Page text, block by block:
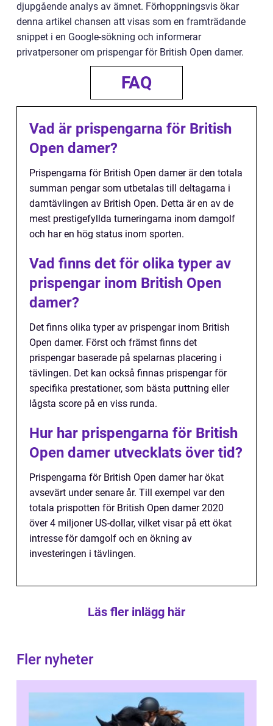
djupgående analys av ämnet. Förhoppningsvis ökar
denna artikel chansen att visas som en framträdande
snippet i en Google-sökning och informerar
privatpersoner om prispengar för British Open damer.
FAQ
Vad är prispengarna för British
Open damer?
Prispengarna för British Open damer är den totala
summan pengar som utbetalas till deltagarna i
damtävlingen av British Open. Detta är en av de
mest prestigefyllda turneringarna inom damgolf
och har en hög status inom sporten.
Vad finns det för olika typer av
prispengar inom British Open
damer?
Det finns olika typer av prispengar inom British
Open damer. Först och främst finns det
prispengar baserade på spelarnas placering i
tävlingen. Det kan också finnas prispengar för
specifika prestationer, som bästa puttning eller
lågsta score på en viss runda.
Hur har prispengarna för British
Open damer utvecklats över tid?
Prispengarna för British Open damer har ökat
avsevärt under senare år. Till exempel var den
totala prispotten för British Open damer 2020
över 4 miljoner US-dollar, vilket visar på ett ökat
intresse för damgolf och en ökning av
investeringen i tävlingen.
Läs fler inlägg här
Fler nyheter